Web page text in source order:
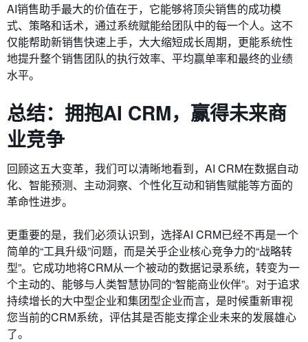
AI销售助手最大的价值在于，它能够将顶尖销售的成功模
式、策略和话术，通过系统赋能给团队中的每一个人。这不
仅能帮助新销售快速上手，大大缩短成长周期，更能系统性
地提升整个销售团队的执行效率、平均赢单率和最终的业绩
水平。
总结：拥抱AI CRM，赢得未来商
业竞争
回顾这五大变革，我们可以清晰地看到，AI CRM在数据自动
化、智能预测、主动洞察、个性化互动和销售赋能等方面的
革命性进步。
更重要的是，我们必须认识到，选择AI CRM已经不再是一个
简单的“工具升级”问题，而是关乎企业核心竞争力的“战略转
型”。它成功地将CRM从一个被动的数据记录系统，转变为一
个主动的、能够与人类智慧协同的“智能商业伙伴”。对于追求
持续增长的大中型企业和集团型企业而言，是时候重新审视
您当前的CRM系统，评估其是否能支撑企业未来的发展雄心
了。